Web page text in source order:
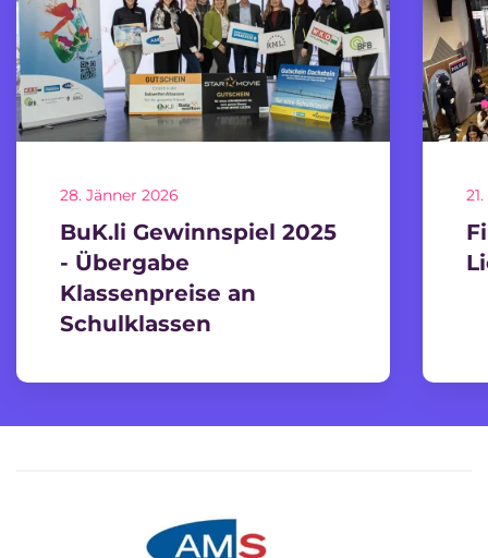
28. Jänner 2026
BuK.li Gewinnspiel 2025
- Übergabe
Klassenpreise an
Schulklassen